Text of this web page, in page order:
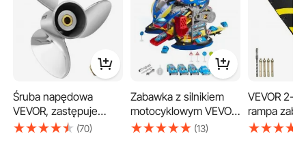
Śruba napędowa
VEVOR, zastępuje
OEM 3860709, 3-
(70)
Zabawka z silnikiem
motocyklowym VEVOR,
zestaw 25 elementów,
(13)
VEVOR 2-
rampa
kable Most